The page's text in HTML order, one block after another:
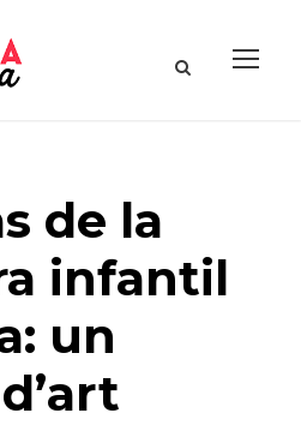
de la
infantil
un